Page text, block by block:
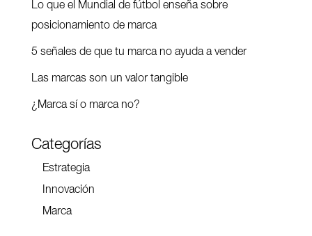
Lo que el Mundial de fútbol enseña sobre
posicionamiento de marca
5 señales de que tu marca no ayuda a vender
Las marcas son un valor tangible
¿Marca sí o marca no?
Categorías
Estrategia
Innovación
Marca